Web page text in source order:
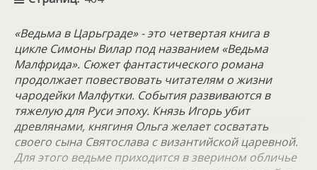
«Ведьма в Царьграде» - это четвертая книга в
цикле Симоны Вилар под названием «Ведьма
Малфрида». Сюжет фантастического романа
продолжает повествовать читателям о жизни
чародейки Малфутки. События развиваются в
тяжелую для Руси эпоху. Князь Игорь убит
древлянами, княгиня Ольга желает сосватать
своего сына Святослава с византийской царевной.
Для этого ведьме приходится в зверином обличье